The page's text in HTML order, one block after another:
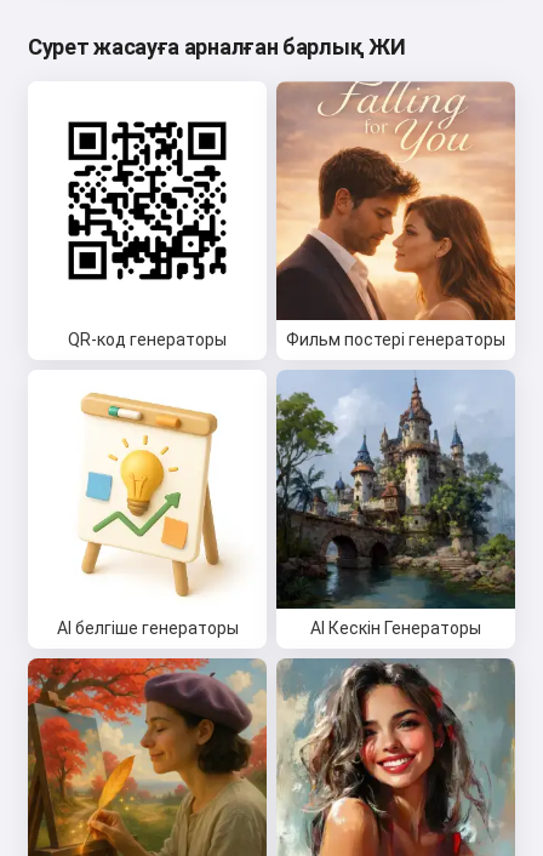
Сурет жасауға арналған барлық ЖИ
QR-код генераторы Фильм постері генераторы
AI белгіше генераторы AI Кескін Генераторы